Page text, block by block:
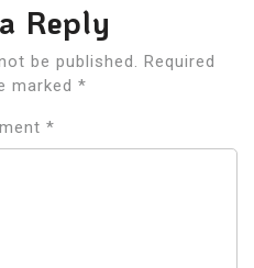
Reply
be published.
Required
marked *
*